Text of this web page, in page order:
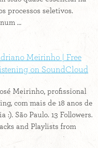
processos seletivos.
...
Meirinho | Free
on SoundCloud
Meirinho, profissional
com mais de 18 anos de
:). São Paulo. 13 Followers.
and Playlists from